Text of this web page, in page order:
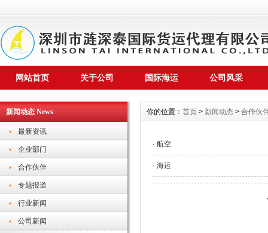
网站首页 关于公司 国际海运 公司风采
新闻动态 News
最新资讯
企业部门
合作伙伴
专题报道
行业新闻
公司新闻
你的位置： 首页 > 新闻动态 > 合作伙
· 航空
· 海运